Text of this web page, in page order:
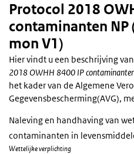
Protocol 2018
contaminanten NP
mon V1)
Hier vindt u een beschrijving
2018 OWHH 8400 IP
het kader van de Algemene
Gegevensbescherming(AVG),
Naleving en handhaving van
contaminanten in
Wettelijke verplichting